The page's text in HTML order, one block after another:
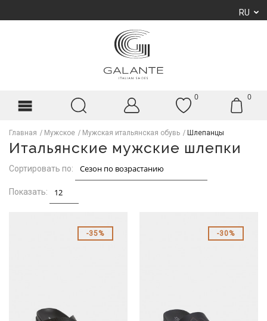
RU
0 0
Главная Мужское Мужская итальянская обувь Шлепанцы
Итальянские мужские шлепки
Сортировать по:
Показать:
35% 30%